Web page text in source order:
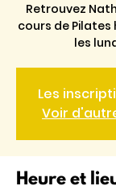
Retrouvez
cours de
les
Les
Voir
Heure et